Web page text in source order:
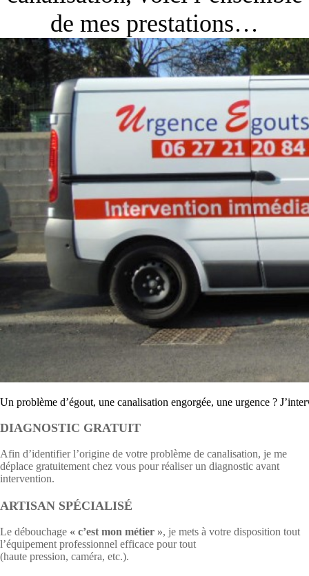
de mes prestations…
Un problème d’égout, une canalisation engorgée, une urgence ?
DIAGNOSTIC GRATUIT
Afin d’identifier l’origine de votre problème de canalisation, je me
déplace gratuitement chez vous pour réaliser un diagnostic avant
intervention.
ARTISAN SPÉCIALISÉ
Le débouchage « c’est mon métier », je mets à votre disposition tout
l’équipement professionnel efficace pour tout
(haute pression, caméra, etc.).